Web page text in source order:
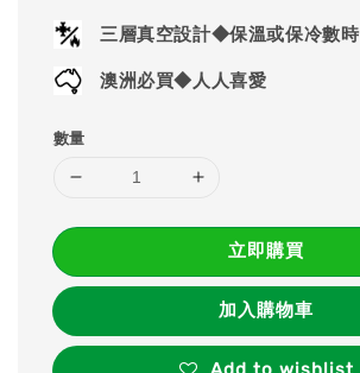
三層真空設計◆保溫或保冷數時
澳洲必買◆人人喜愛
數量
立即購買
加入購物車